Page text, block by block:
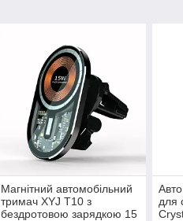
Магнітний автомобільний
тримач XYJ T10 з
бездротовою зарядкою 15
для